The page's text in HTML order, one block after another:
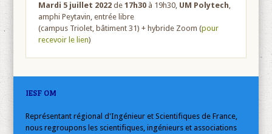
Mardi 5 juillet 2022 de17h30 à 19h30, UM Polytech,
amphi Peytavin, entrée libre
(campus Triolet, bâtiment 31) + hybride Zoom (pour
recevoir le lien)
IESF OM
Représentant régional d'Ingénieur et Scientifiques de France,
nous regroupons les scientifiques, ingénieurs et associations